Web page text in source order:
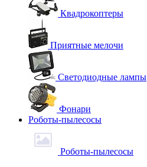
Квадрокоптеры
Приятные мелочи
Светодиодные лампы
Фонари
Роботы-пылесосы
Роботы-пылесосы